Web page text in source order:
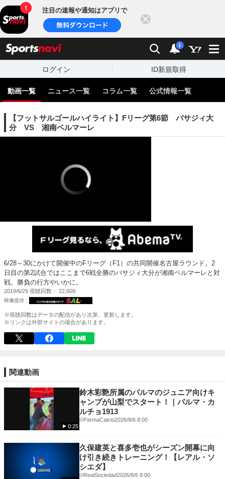
注目の速報や通知はアプリで
検索 通知
i
ログイン ID新規取得
動画一覧 ニュース一覧 コラム一覧 公式情報一覧
【フットサルゴールハイライト】Fリーグ第6節 バサジィ大
分 VS 湘南ベルマーレ
6/28～30にかけて開催中のFリーグ（F1）の共同開催名古屋ラウンド。2
日目の第2試合ではここまで6戦全勝のバサジィ大分が湘南ベルマーレと対
戦。勝負の行方やいかに。
2019/6/29 視聴回数 22,609
※視聴回数はデータの配信があり次第、更新します。
※リンクは外部サイトの場合があります。
関連動画
0:25
鈴木彩艶所属のパルマのジュニア向けキ
ャンプが山梨でスタート！｜パルマ・カ
ルチョ1913
©️ParmaCalcio2026/8/6 8:00
久保建英と喜多壱也がシーズン開幕に向
け引き続きトレーニング！【レアル・ソ
シエダ】
©RealSociedad2026/8/6 8:00